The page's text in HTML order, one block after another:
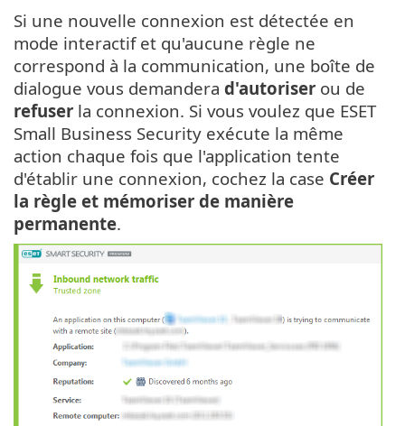
Si une nouvelle connexion est détectée en
mode interactif et qu'aucune règle ne
correspond à la communication, une boîte de
dialogue vous demandera d'autoriser ou de
refuser la connexion. Si vous voulez que ESET
Small Business Security exécute la même
action chaque fois que l'application tente
d'établir une connexion, cochez la case Créer
la règle et mémoriser de manière
permanente.